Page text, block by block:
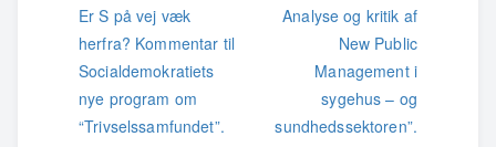
Er S på vej væk
herfra? Kommentar til
Socialdemokratiets
nye program om
“Trivselssamfundet”.
Analyse og kritik af
New Public
Management i
sygehus – og
sundhedssektoren”.